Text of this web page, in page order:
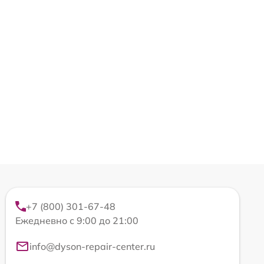
+7 (800) 301-67-48
Ежедневно с 9:00 до 21:00
info@dyson-repair-center.ru